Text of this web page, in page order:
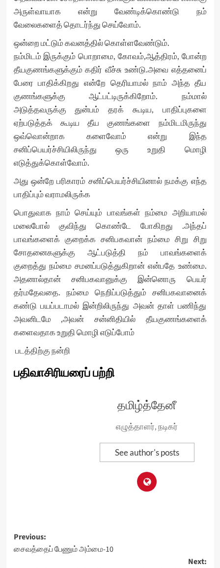
அருள்வாயாக என்று வேண்டிக்கொண்டு நம்
வேலைகளைத் தொடர்ந்து செய்வோம்.
ஒன்றை மட்டும் கவனத்தில் கொள்ளவேண்டும்.
நம்மிடம் இருக்கும் பொறாமை, கோவம்,ஆத்திரம், போன்ற
தீயகுணங்களுக்கும் கதிர் வீச்சு உண்டு.அவை எத்தனைப்
பேரை பாதிக்கிறது என்றே தெரியாமல் நாம் அந்த தீய
குணங்களுக்கு ஆட்பட்டிருக்கிறோம். நம்மால்
அடுத்தவருக்கு துன்பம் தரக் கூடிய, பாதிப்புகளை
ஏற்படுத்தக் கூடிய தீய குணங்களை நம்மிடமிருந்து
ஒவ்வொன்றாக களைவோம் என்று இந்த
சனிப்பெயர்ச்சியிலிருந்து ஒரு உறுதி மொழி
எடுத்துக்கொள்வோம்.
அது ஒன்றே பரிகாரம் சனிப்பெயர்ச்சியினால் நமக்கு எந்த
பாதிப்பும் வராமலிருக்க
பொதுவாக நாம் செய்யும் பாவங்கள் நம்மை அறியாமல்
மலைபோல் குவிந்து கொண்டே போகிறது .அந்தப்
பாவங்களைக் குறைக்க சனிபகவான் நம்மை சிறு சிறு
சோதனைகளுக்கு ஆட்படுத்தி நம் பாவங்களைக்
குறைத்து நம்மை சமனப்படுத்துகிறான் என்பதே உண்மை.
அதனால்தான் சனிபகவானுக்கு இன்னொரு பெயர்
தர்மதேவதை. நம்மை நெறிப்படுத்தும் சனிபகவானைக்
கண்டு பயப்படாமல் இன்றிலிருந்து அவன் தாள் பணிந்து
அவனிடமே ,அவன் சன்னிதியில் தீயகுணங்களைக்
களைவதாக உறுதி மொழி எடுப்போம்
படத்திற்கு நன்றி
பதிவாசிரியரைப் பற்றி
தமிழ்த்தேனீ
எழுத்தாளர், நடிகர்
See author's posts
Post
navigation
Previous:
சைவத்தைப் பேணும் அம்மை-10
Next: